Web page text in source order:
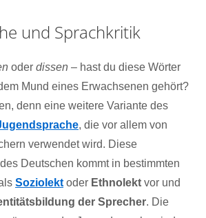
und Sprachkritik
oder dissen – hast du diese Wörter
Mund eines Erwachsenen gehört?
denn eine weitere Variante des
, die vor allem von
verwendet wird. Diese
Deutschen kommt in bestimmten
Soziolekt oder Ethnolekt vor und
der Sprecher. Die